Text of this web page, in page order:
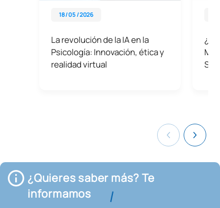
18 / 05 / 2026
La revolución de la IA en la
Psicología: Innovación, ética y
realidad virtual
¿Quieres saber más? Te
informamos